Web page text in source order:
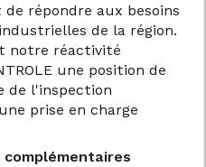
répondre aux besoins
de la région.
notre réactivité
une position de
de l'inspection
prise en charge